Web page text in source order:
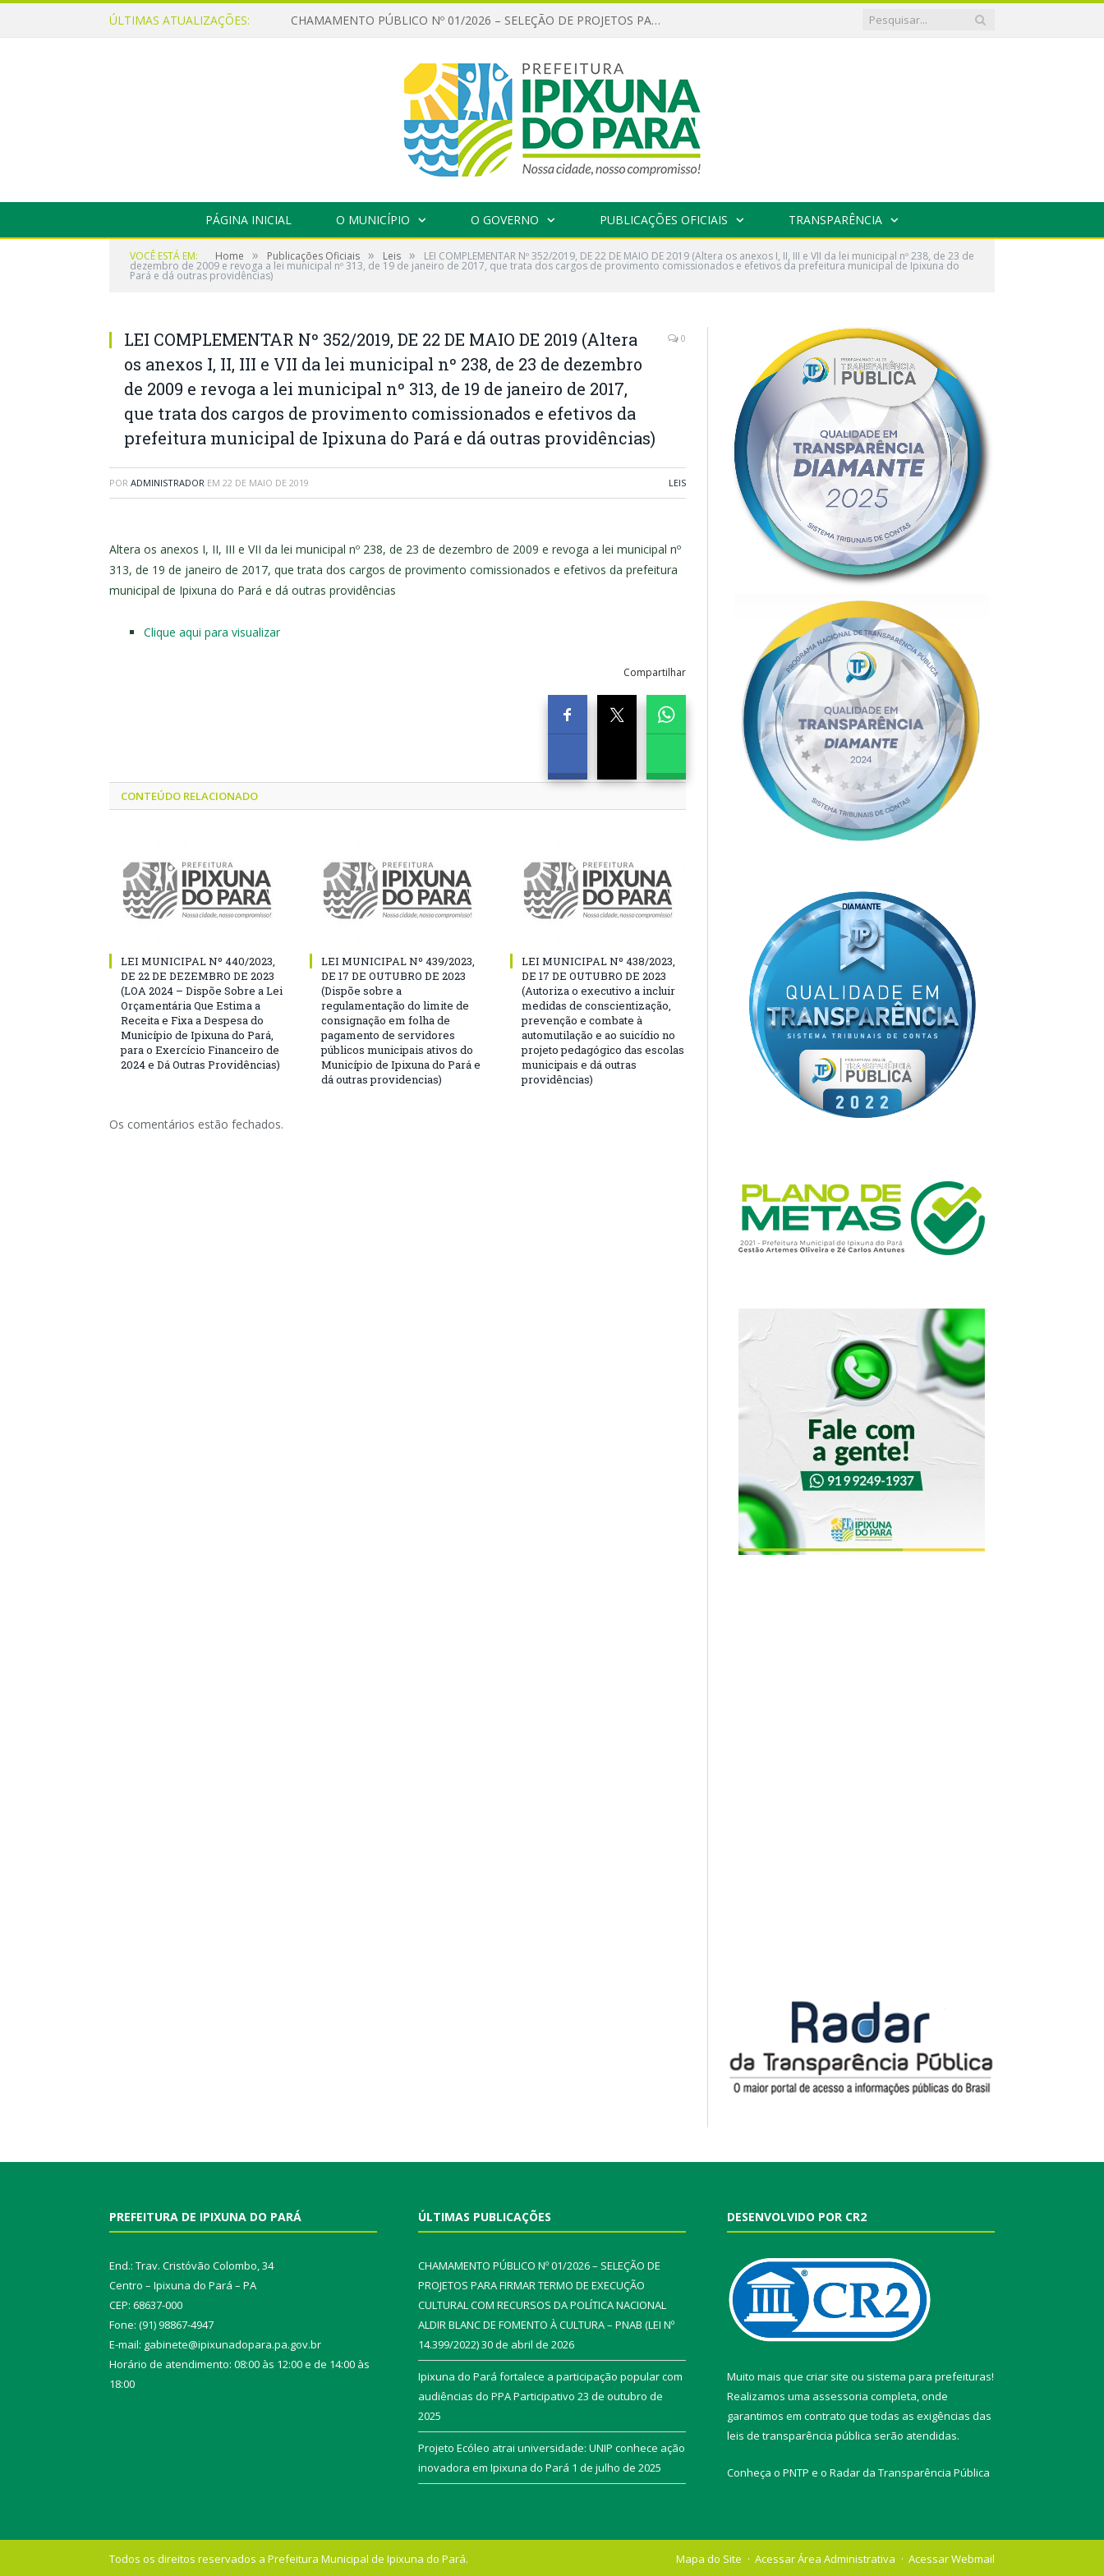
ÚLTIMAS ATUALIZAÇÕES: CHAMAMENTO PÚBLICO Nº 01/2026 – SELEÇÃO DE PROJETOS PARA FIRMAR TERMO DE EXECUÇÃO CULTURAL COM RECURSOS DA POLÍTICA NACIONAL ALDIR BLANC DE FOMENTO À CULTURA – PNAB (LEI Nº 14.399/2022)
PÁGINA INICIAL O MUNICÍPIO O GOVERNO PUBLICAÇÕES OFICIAIS TRANSPARÊNCIA
VOCÊ ESTÁ EM: Home » Publicações Oficiais » Leis » LEI COMPLEMENTAR Nº 352/2019, DE 22 DE MAIO DE 2019 (Altera os anexos I, II, III e VII da lei municipal nº 238, de 23 de
dezembro de 2009 e revoga a lei municipal nº 313, de 19 de janeiro de 2017, que trata dos cargos de provimento comissionados e efetivos da prefeitura municipal de Ipixuna do
Pará e dá outras providências)
LEI COMPLEMENTAR Nº 352/2019, DE 22 DE MAIO DE 2019 (Altera
os anexos I, II, III e VII da lei municipal nº 238, de 23 de dezembro
de 2009 e revoga a lei municipal nº 313, de 19 de janeiro de 2017,
que trata dos cargos de provimento comissionados e efetivos da
prefeitura municipal de Ipixuna do Pará e dá outras providências)
0
POR ADMINISTRADOR EM 22 DE MAIO DE 2019 LEIS
Altera os anexos I, II, III e VII da lei municipal nº 238, de 23 de dezembro de 2009 e revoga a lei municipal nº
313, de 19 de janeiro de 2017, que trata dos cargos de provimento comissionados e efetivos da prefeitura
municipal de Ipixuna do Pará e dá outras providências
Clique aqui para visualizar
Compartilhar
CONTEÚDO RELACIONADO
LEI MUNICIPAL Nº 440/2023,
DE 22 DE DEZEMBRO DE 2023
(LOA 2024 – Dispõe Sobre a Lei
Orçamentária Que Estima a
Receita e Fixa a Despesa do
Município de Ipixuna do Pará,
para o Exercício Financeiro de
2024 e Dá Outras Providências)
LEI MUNICIPAL Nº 439/2023,
DE 17 DE OUTUBRO DE 2023
(Dispõe sobre a
regulamentação do limite de
consignação em folha de
pagamento de servidores
públicos municipais ativos do
Município de Ipixuna do Pará e
dá outras providencias)
LEI MUNICIPAL Nº 438/2023,
DE 17 DE OUTUBRO DE 2023
(Autoriza o executivo a incluir
medidas de conscientização,
prevenção e combate à
automutilação e ao suicídio no
projeto pedagógico das escolas
municipais e dá outras
providências)
Os comentários estão fechados.
PREFEITURA DE IPIXUNA DO PARÁ
End.: Trav. Cristóvão Colombo, 34
Centro – Ipixuna do Pará – PA
CEP: 68637-000
Fone: (91) 98867-4947
E-mail: gabinete@ipixunadopara.pa.gov.br
Horário de atendimento: 08:00 às 12:00 e de 14:00 às
18:00
ÚLTIMAS PUBLICAÇÕES
CHAMAMENTO PÚBLICO Nº 01/2026 – SELEÇÃO DE
PROJETOS PARA FIRMAR TERMO DE EXECUÇÃO
CULTURAL COM RECURSOS DA POLÍTICA NACIONAL
ALDIR BLANC DE FOMENTO À CULTURA – PNAB (LEI Nº
14.399/2022)30 de abril de 2026
Ipixuna do Pará fortalece a participação popular com
audiências do PPA Participativo 23 de outubro de
2025
Projeto Ecóleo atrai universidade: UNIP conhece ação
inovadora em Ipixuna do Pará 1 de julho de 2025
DESENVOLVIDO POR CR2
Muito mais que criar site ou sistema para prefeituras!
Realizamos uma assessoria completa, onde
garantimos em contrato que todas as exigências das
leis de transparência pública serão atendidas.
Conheça o PNTP e o Radar da Transparência Pública
Todos os direitos reservados a Prefeitura Municipal de Ipixuna do Pará. Mapa do Site Acessar Área Administrativa Acessar Webmail